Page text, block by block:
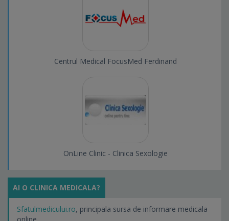
Centrul Medical FocusMed Ferdinand
OnLine Clinic - Clinica Sexologie
AI O CLINICA MEDICALA?
Sfatulmedicului.ro, principala sursa de informare medicala